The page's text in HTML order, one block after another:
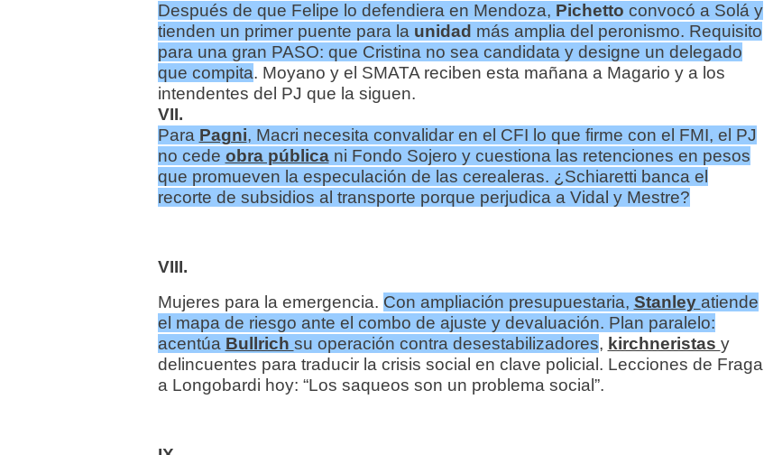
Después de que Felipe lo defendiera en Mendoza, Pichetto convocó a Solá y
tienden un primer puente para la unidad más amplia del peronismo. Requisito
para una gran PASO: que Cristina no sea candidata y designe un delegado
que compita. Moyano y el SMATA reciben esta mañana a Magario y a los
intendentes del PJ que la siguen.
VII.
Para Pagni, Macri necesita convalidar en el CFI lo que firme con el FMI, el PJ
no cede obra públicani Fondo Sojero y cuestiona las retenciones en pesos
que promueven la especulación de las cerealeras. ¿Schiaretti banca el
recorte de subsidios al transporte porque perjudica a Vidal y Mestre?
VIII.
Mujeres para la emergencia. Con ampliación presupuestaria, Stanley atiende
el mapa de riesgo ante el combo de ajuste y devaluación. Plan paralelo:
acentúa Bullrich su operación contra desestabilizadores, kirchneristas y
delincuentes para traducir la crisis social en clave policial. Lecciones de Fraga
a Longobardi hoy: “Los saqueos son un problema social”.